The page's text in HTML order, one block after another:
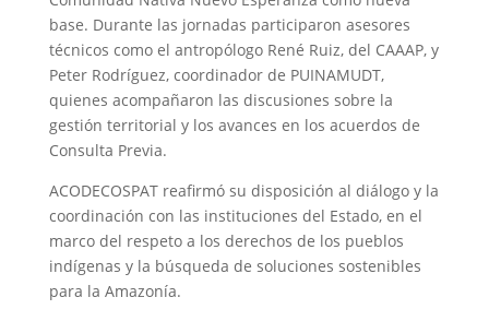
base. Durante las jornadas participaron asesores
técnicos como el antropólogo René Ruiz, del CAAAP, y
Peter Rodríguez, coordinador de PUINAMUDT,
quienes acompañaron las discusiones sobre la
gestión territorial y los avances en los acuerdos de
Consulta Previa.
ACODECOSPAT reafirmó su disposición al diálogo y la
coordinación con las instituciones del Estado, en el
marco del respeto a los derechos de los pueblos
indígenas y la búsqueda de soluciones sostenibles
para la Amazonía.